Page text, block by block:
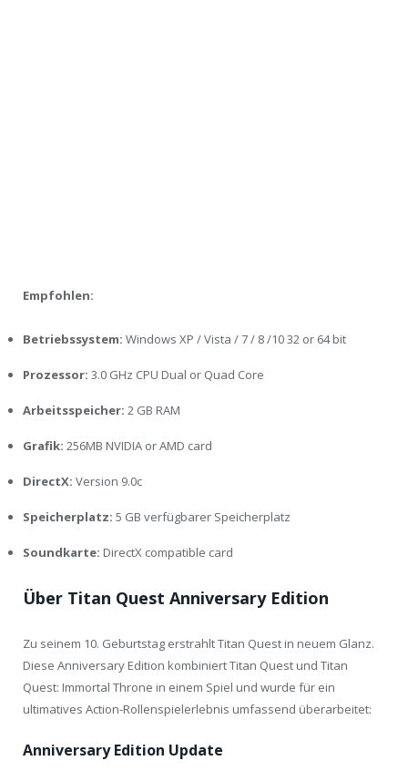
Empfohlen:
Betriebssystem: Windows XP / Vista / 7 / 8 /10 32 or 64 bit
Prozessor: 3.0 GHz CPU Dual or Quad Core
Arbeitsspeicher: 2 GB RAM
Grafik: 256MB NVIDIA or AMD card
DirectX: Version 9.0c
Speicherplatz: 5 GB verfügbarer Speicherplatz
Soundkarte: DirectX compatible card
Über Titan Quest Anniversary Edition
Zu seinem 10. Geburtstag erstrahlt Titan Quest in neuem Glanz.
Diese Anniversary Edition kombiniert Titan Quest und Titan
Quest: Immortal Throne in einem Spiel und wurde für ein
ultimatives Action-Rollenspielerlebnis umfassend überarbeitet:
Anniversary Edition Update